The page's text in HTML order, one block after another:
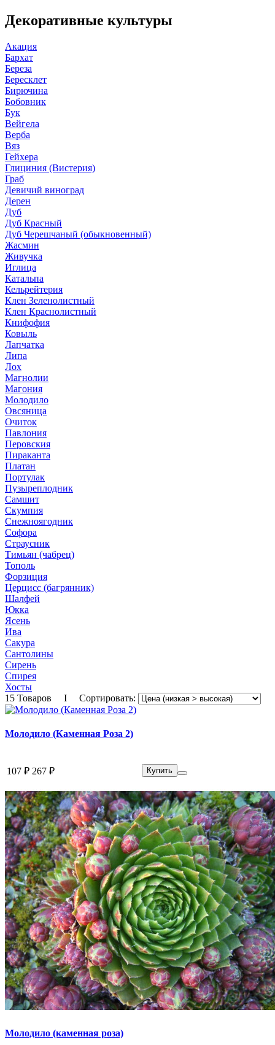
Декоративные культуры
Акация
Бархат
Береза
Бересклет
Бирючина
Бобовник
Бук
Вейгела
Верба
Вяз
Гейхера
Глициния (Вистерия)
Граб
Девичий виноград
Дерен
Дуб
Дуб Красный
Дуб Черешчаный (обыкновенный)
Жасмин
Живучка
Иглица
Катальпа
Кельрейтерия
Клен Зеленолистный
Клен Краснолистный
Книфофия
Ковыль
Лапчатка
Липа
Лох
Магнолии
Магония
Молодило
Овсяница
Очиток
Павлония
Перовския
Пираканта
Платан
Портулак
Пузыреплодник
Самшит
Скумпия
Снежноягодник
Софора
Страусник
Тимьян (чабрец)
Тополь
Форзиция
Церцисс (багрянник)
Шалфей
Юкка
Ясень
Ива
Сакура
Сантолины
Сирень
Спирея
Хосты
15 Товаров I Сортировать:
Молодило (Каменная Роза 2)
107 ₽ 267 ₽ Купить
Молодило (каменная роза)